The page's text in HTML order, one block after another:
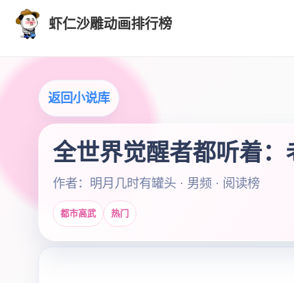
虾仁沙雕动画排行榜
返回小说库
全世界觉醒者都听着：
作者：明月几时有罐头 · 男频 · 阅读榜
都市高武 热门